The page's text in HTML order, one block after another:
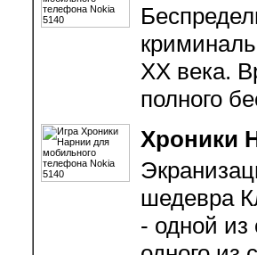
ХХ века.
полного
Хроники
шедевра
- одной